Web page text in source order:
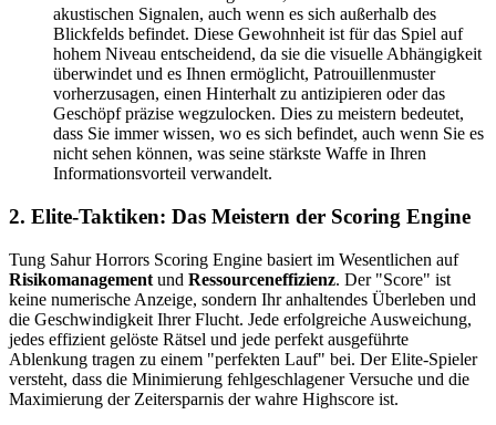
akustischen Signalen, auch wenn es sich außerhalb des
Blickfelds befindet. Diese Gewohnheit ist für das Spiel auf
hohem Niveau entscheidend, da sie die visuelle Abhängigkeit
überwindet und es Ihnen ermöglicht, Patrouillenmuster
vorherzusagen, einen Hinterhalt zu antizipieren oder das
Geschöpf präzise wegzulocken. Dies zu meistern bedeutet,
dass Sie immer wissen, wo es sich befindet, auch wenn Sie es
nicht sehen können, was seine stärkste Waffe in Ihren
Informationsvorteil verwandelt.
2. Elite-Taktiken: Das Meistern der Scoring Engine
Tung Sahur Horrors Scoring Engine basiert im Wesentlichen auf
Risikomanagement und Ressourceneffizienz. Der "Score" ist
keine numerische Anzeige, sondern Ihr anhaltendes Überleben und
die Geschwindigkeit Ihrer Flucht. Jede erfolgreiche Ausweichung,
jedes effizient gelöste Rätsel und jede perfekt ausgeführte
Ablenkung tragen zu einem "perfekten Lauf" bei. Der Elite-Spieler
versteht, dass die Minimierung fehlgeschlagener Versuche und die
Maximierung der Zeitersparnis der wahre Highscore ist.